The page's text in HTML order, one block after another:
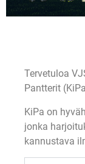
Tervetuloa
Pantterit
KiPa on
jonka
kannustava